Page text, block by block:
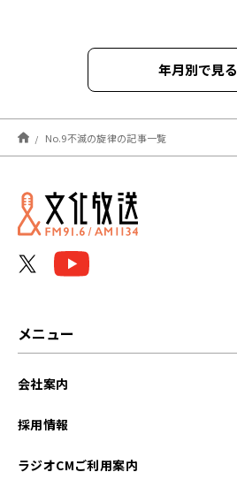
年月別で見る
2026年07月
2026年06月
2026年05月
No.9不滅の旋律の記事一覧
メニュー
会社案内
採用情報
ラジオCMご利用案内